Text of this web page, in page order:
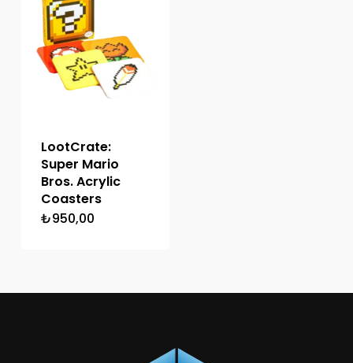
LootCrate:
Super Mario
Bros. Acrylic
Coasters
₺950,00